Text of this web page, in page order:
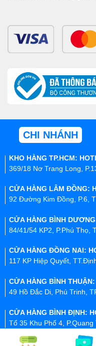
CHI NHÁNH
KHO HÀNG TP.HCM:
369/18 Nơ Trang Long,
CỬA HÀNG LÂM ĐỒNG:
92 Đường Kim Đồng, P.6,
CỬA HÀNG BÌNH
84/41/54 KP2, P.Phú Thọ,
CỬA HÀNG ĐỒNG NAI:
117 KP Hiệp Quyết,
CỬA HÀNG BÌNH
49 Hồ Đắc Di, Phú Trinh,
CỬA HÀNG BÌNH ĐỊNH:
Tổ 35 Khu Phố 4,